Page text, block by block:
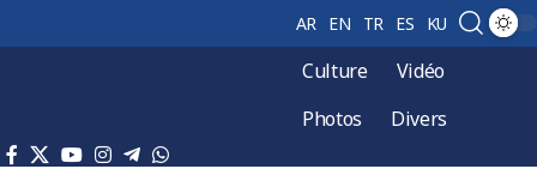
AR EN TR ES KU
Culture
Vidéo
Photos
Divers